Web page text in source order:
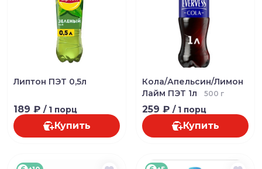
Липтон ПЭТ 0,5л
189 ₽ / 1 порц
Купить
Кола/Апельсин/Лимон
Лайм ПЭТ 1л
500 г
259 ₽ / 1 порц
Купить